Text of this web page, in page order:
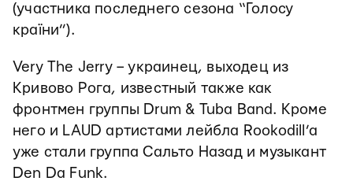
(участника последнего сезона “Голосу
країни”).
Very The Jerry – украинец, выходец из
Кривово Рога, известный также как
фронтмен группы Drum & Tuba Band. Кроме
него и LAUD артистами лейбла Rookodill’a
уже стали группа Сальто Назад и музыкант
Den Da Funk.